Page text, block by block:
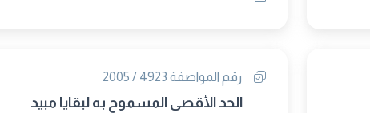
رقم المواصفة 4923 / 2005
الحد الأقصى المسموح به لبقايا مبيد